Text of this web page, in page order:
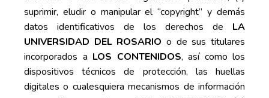
suprimir, eludir o manipular el “copyright” y demás
datos identificativos de los derechos de LA
UNIVERSIDAD DEL ROSARIO o de sus titulares
incorporados a LOS CONTENIDOS, así como los
dispositivos técnicos de protección, las huellas
digitales o cualesquiera mecanismos de información